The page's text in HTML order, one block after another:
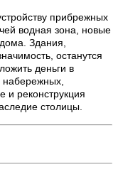
прибрежных
водная зона, новые
Здания,
останутся
деньги в
набережных,
и реконструкция
столицы.